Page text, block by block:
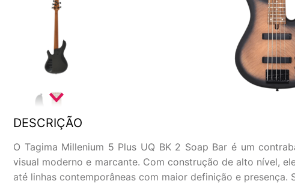
DESCRIÇÃO
O Tagima Millenium 5 Plus UQ BK 2 Soap Bar é um
visual moderno e marcante. Com construção de alto nível,
até linhas contemporâneas com maior definição e